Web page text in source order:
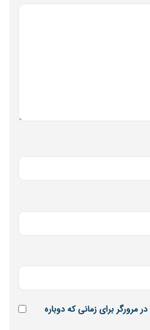
مرورگر برای زمانی که دوباره